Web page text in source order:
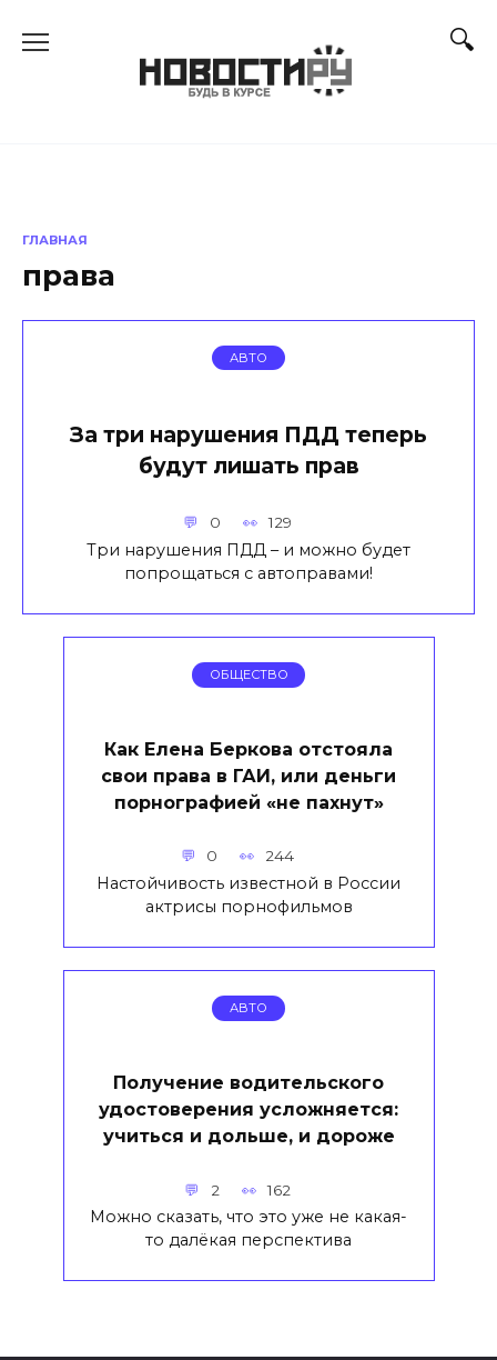
ГЛАВНАЯ
права
АВТО
За три нарушения ПДД теперь
будут лишать прав
0 129
Три нарушения ПДД – и можно будет
попрощаться с автоправами!
ОБЩЕСТВО
Как Елена Беркова отстояла
свои права в ГАИ, или деньги
порнографией «не пахнут»
0 244
Настойчивость известной в России
актрисы порнофильмов
АВТО
Получение водительского
удостоверения усложняется:
учиться и дольше, и дороже
2 162
Можно сказать, что это уже не какая-
то далёкая перспектива